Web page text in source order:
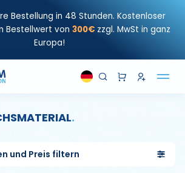
Bestellung in 48 Stunden. Kostenloser
Bestellwert von 300€ zzgl. MwSt in ganz
Europa!
.
und Preis filtern